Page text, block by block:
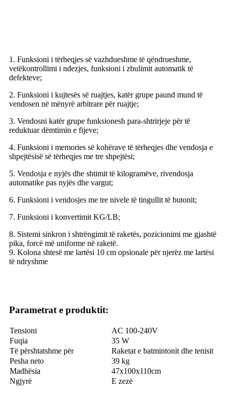
1. Funksioni i tërheqjes së vazhdueshme të qëndrueshme,
vetëkontrollimi i ndezjes, funksioni i zbulimit automatik të
defekteve;
2. Funksioni i kujtesës së ruajtjes, katër grupe paund mund të
vendosen në mënyrë arbitrare për ruajtje;
3. Vendosni katër grupe funksionesh para-shtrirjeje për të
reduktuar dëmtimin e fijeve;
4. Funksioni i memories së kohërave të tërheqjes dhe vendosja e
shpejtësisë së tërheqjes me tre shpejtësi;
5. Vendosja e nyjës dhe shtimit të kilogramëve, rivendosja
automatike pas nyjës dhe vargut;
6. Funksioni i vendosjes me tre nivele të tingullit të butonit;
7. Funksioni i konvertimit KG/LB;
8. Sistemi sinkron i shtrëngimit të raketës, pozicionimi me gjashtë
pika, forcë më uniforme në raketë.
9. Kolona shtesë me lartësi 10 cm opsionale për njerëz me lartësi
të ndryshme
Parametrat e produktit:
Tensioni
AC 100-240V
Fuqia
35 W
Të përshtatshme për
Raketat e batmintonit dhe tenisit
Pesha neto
39 kg
Madhësia
47x100x110cm
Ngjyrë
E zezë